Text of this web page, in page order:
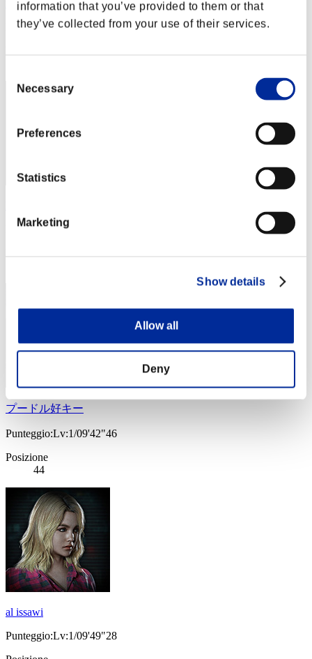
information that you’ve provided to them or that
they’ve collected from your use of their services.
Selection
Necessary
Preferences
Statistics
Marketing
Show details
Allow all
Deny
infernu6
Punteggio:Lv:1/08'52"28
Punteggio:Lv:1/09'23"39
プードル好キー
Punteggio:Lv:1/09'42"46
Posizione
44
al issawi
Punteggio:Lv:1/09'49"28